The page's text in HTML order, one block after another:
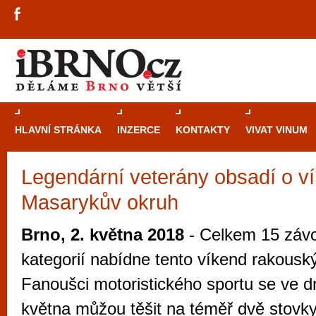
HLAVNÍ STRÁNKA INZERCE KONTAKTY VIVAT VINUM
Legendární veterány obsadí o
Masarykův okruh
Brno, 2. května 2018 - Celkem 15
kategorií nabídne tento víkend
Fanoušci motoristického sportu se ve
května můžou těšit na téměř dvě
Průvodce
Brno je
zajímavé
restaurace,
Mimo jiné je ale také místem, kde si